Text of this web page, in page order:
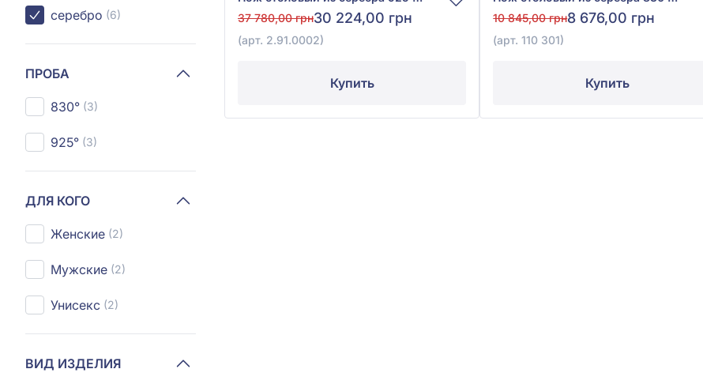
серебро (6)
ПРОБА
830° (3)
925° (3)
ДЛЯ КОГО
Женские (2)
Мужские (2)
Унисекс (2)
ВИД ИЗДЕЛИЯ
37 780,00 грн30 224,00 грн
(арт. 2.91.0002)
Купить
10 845,00 грн8 676,00 грн
(арт. 110 301)
Купить